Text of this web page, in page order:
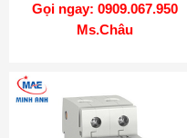
Gọi ngay: 0909.067.950
Ms.Châu